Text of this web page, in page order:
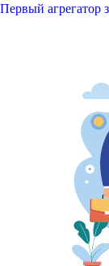
Первый агрегатор